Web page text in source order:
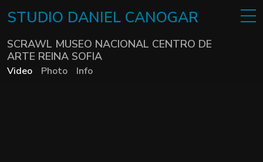
STUDIO DANIEL CANOGAR
SCRAWL MUSEO NACIONAL CENTRO DE
ARTE REINA SOFIA
Video Photo Info